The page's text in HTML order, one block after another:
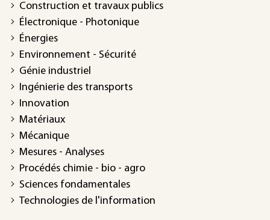
Construction et travaux publics
Électronique - Photonique
Énergies
Environnement - Sécurité
Génie industriel
Ingénierie des transports
Innovation
Matériaux
Mécanique
Mesures - Analyses
Procédés chimie - bio - agro
Sciences fondamentales
Technologies de l'information